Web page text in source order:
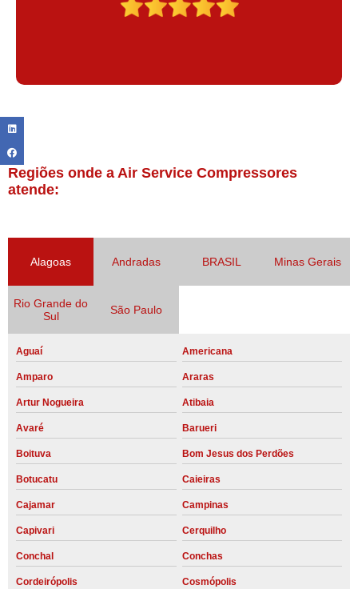
Regiões onde a Air Service Compressores
atende:
Alagoas Andradas BRASIL Minas Gerais
Rio Grande do
Sul
São Paulo
Aguaí Americana
Amparo Araras
Artur Nogueira Atibaia
Avaré Barueri
Boituva Bom Jesus dos Perdões
Botucatu Caieiras
Cajamar Campinas
Capivari Cerquilho
Conchal Conchas
Cordeirópolis Cosmópolis